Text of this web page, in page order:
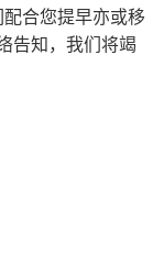
合您提早亦或移
告知，我们将竭